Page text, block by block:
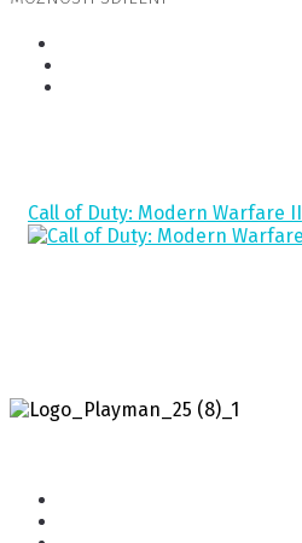
Call of Duty: Modern Warfare II